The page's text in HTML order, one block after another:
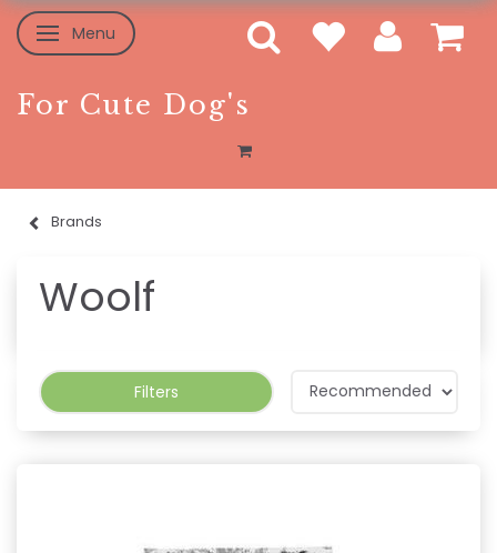
Toggle navigation
Menu
For Cute Dog's
Brands
Woolf
Filters